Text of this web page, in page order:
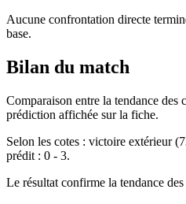
Aucune confrontation directe
base.
Bilan du match
Comparaison entre la tendance des
prédiction affichée sur la fiche.
Selon les cotes : victoire extérieur
prédit : 0 - 3.
Le résultat confirme la tendance des